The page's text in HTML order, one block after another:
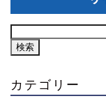
カテゴリー